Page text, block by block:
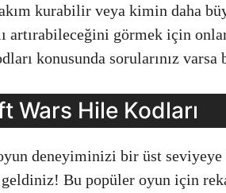
kurabilir veya kimin daha
artırabileceğini görmek için
konusunda sorularınız
Wars Hile Kodları
deneyiminizi bir üst seviyeye
Bu popüler oyun için